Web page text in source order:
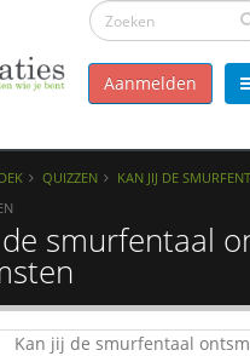
Aanmelden
QUIZZEN
KAN JIJ DE
smurfentaal
Kan jij de smurfentaal